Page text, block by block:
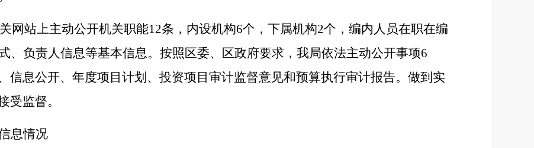
网站上主动公开机关职能12条，内设机构6个，下属机构2个，编内人员在职在编
、负责人信息等基本信息。按照区委、区政府要求，我局依法主动公开事项6
信息公开、年度项目计划、投资项目审计监督意见和预算执行审计报告。做到实
受监督。
息情况